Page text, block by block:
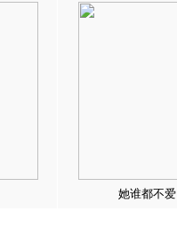
她谁都不爱